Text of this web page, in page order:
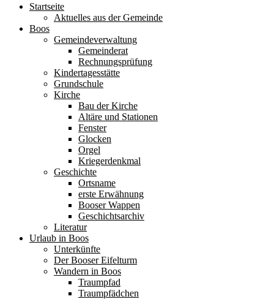
Startseite
Aktuelles aus der Gemeinde
Boos
Gemeindeverwaltung
Gemeinderat
Rechnungsprüfung
Kindertagesstätte
Grundschule
Kirche
Bau der Kirche
Altäre und Stationen
Fenster
Glocken
Orgel
Kriegerdenkmal
Geschichte
Ortsname
erste Erwähnung
Booser Wappen
Geschichtsarchiv
Literatur
Urlaub in Boos
Unterkünfte
Der Booser Eifelturm
Wandern in Boos
Traumpfad
Traumpfädchen